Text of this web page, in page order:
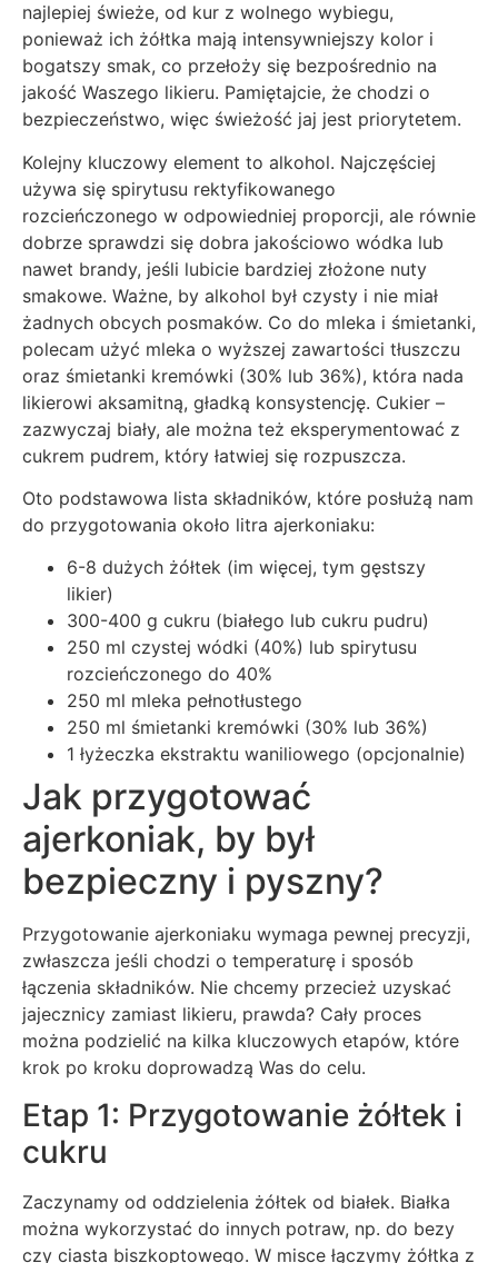
najlepiej świeże, od kur z wolnego wybiegu,
ponieważ ich żółtka mają intensywniejszy kolor i
bogatszy smak, co przełoży się bezpośrednio na
jakość Waszego likieru. Pamiętajcie, że chodzi o
bezpieczeństwo, więc świeżość jaj jest priorytetem.
Kolejny kluczowy element to alkohol. Najczęściej
używa się spirytusu rektyfikowanego
rozcieńczonego w odpowiedniej proporcji, ale równie
dobrze sprawdzi się dobra jakościowo wódka lub
nawet brandy, jeśli lubicie bardziej złożone nuty
smakowe. Ważne, by alkohol był czysty i nie miał
żadnych obcych posmaków. Co do mleka i śmietanki,
polecam użyć mleka o wyższej zawartości tłuszczu
oraz śmietanki kremówki (30% lub 36%), która nada
likierowi aksamitną, gładką konsystencję. Cukier –
zazwyczaj biały, ale można też eksperymentować z
cukrem pudrem, który łatwiej się rozpuszcza.
Oto podstawowa lista składników, które posłużą nam
do przygotowania około litra ajerkoniaku:
6-8 dużych żółtek (im więcej, tym gęstszy
likier)
300-400 g cukru (białego lub cukru pudru)
250 ml czystej wódki (40%) lub spirytusu
rozcieńczonego do 40%
250 ml mleka pełnotłustego
250 ml śmietanki kremówki (30% lub 36%)
1 łyżeczka ekstraktu waniliowego (opcjonalnie)
Jak przygotować
ajerkoniak, by był
bezpieczny i pyszny?
Przygotowanie ajerkoniaku wymaga pewnej precyzji,
zwłaszcza jeśli chodzi o temperaturę i sposób
łączenia składników. Nie chcemy przecież uzyskać
jajecznicy zamiast likieru, prawda? Cały proces
można podzielić na kilka kluczowych etapów, które
krok po kroku doprowadzą Was do celu.
Etap 1: Przygotowanie żółtek i
cukru
Zaczynamy od oddzielenia żółtek od białek. Białka
można wykorzystać do innych potraw, np. do bezy
czy ciasta biszkoptowego. W misce łączymy żółtka z